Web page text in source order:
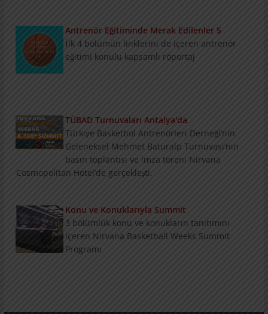
İlk 4 bölümün linklerini de içeren antrenör
eğitimi konulu kapsamlı röportaj
Türkiye Basketbol Antrenörleri Derneği’nin
Geleneksel Mehmet Baturalp Turnuvası’nın
basın toplantısı ve imza töreni Nirvana
Cosmopolitan Hotel’de gerçekleşti.
3 bölümlük konu ve konukların tanıtımını
içeren Nirvana Basketball Weeks Summit
Programı